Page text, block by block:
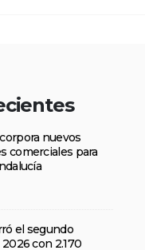
nuevos
comerciales para
el segundo
con 2.170